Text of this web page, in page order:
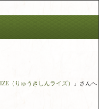
（りゅうきしんライズ） 」さんへ